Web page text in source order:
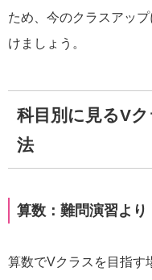
ため、今のクラスアッ
けましょう。
科目別に見るV
法
算数：難問演習よ
算数でVクラスを目指す